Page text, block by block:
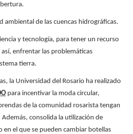
ambiental de las cuencas hidrográficas.
y tecnología, para tener un recurso
enfrentar las problemáticas
tierra.
la Universidad del Rosario ha realizado
para incentivar la moda circular,
de la comunidad rosarista tengan
consolida la utilización de
en el que se pueden cambiar botellas